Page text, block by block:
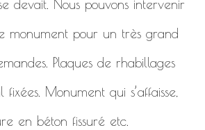
devait. Nous pouvons intervenir
monument pour un très grand
Plaques de rhabillages
fixées. Monument qui s’affaisse,
en béton fissuré etc.